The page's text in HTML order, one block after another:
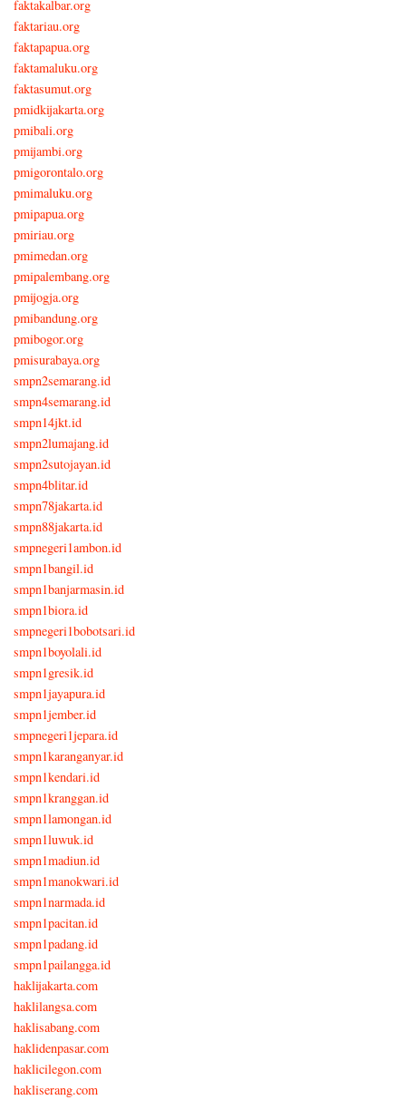
faktakalbar.org
faktariau.org
faktapapua.org
faktamaluku.org
faktasumut.org
pmidkijakarta.org
pmibali.org
pmijambi.org
pmigorontalo.org
pmimaluku.org
pmipapua.org
pmiriau.org
pmimedan.org
pmipalembang.org
pmijogja.org
pmibandung.org
pmibogor.org
pmisurabaya.org
smpn2semarang.id
smpn4semarang.id
smpn14jkt.id
smpn2lumajang.id
smpn2sutojayan.id
smpn4blitar.id
smpn78jakarta.id
smpn88jakarta.id
smpnegeri1ambon.id
smpn1bangil.id
smpn1banjarmasin.id
smpn1biora.id
smpnegeri1bobotsari.id
smpn1boyolali.id
smpn1gresik.id
smpn1jayapura.id
smpn1jember.id
smpnegeri1jepara.id
smpn1karanganyar.id
smpn1kendari.id
smpn1kranggan.id
smpn1lamongan.id
smpn1luwuk.id
smpn1madiun.id
smpn1manokwari.id
smpn1narmada.id
smpn1pacitan.id
smpn1padang.id
smpn1pailangga.id
haklijakarta.com
haklilangsa.com
haklisabang.com
haklidenpasar.com
haklicilegon.com
hakliserang.com